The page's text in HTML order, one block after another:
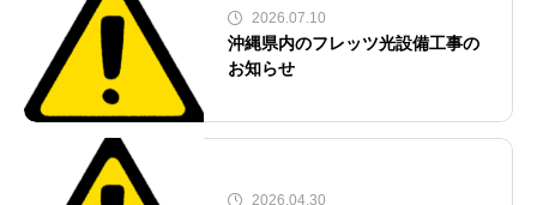
2026.07.10
沖縄県内のフレッツ光設備工事の
お知らせ
2026.04.30